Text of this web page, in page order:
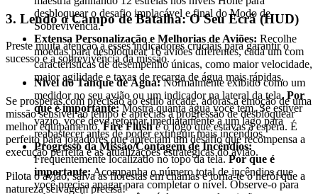
desbloquear o desafio implacável e final do Modo de
Sobrevivência.
Extensa Personalização e Melhorias de Aviões: Recolhe
moedas para desbloquear 16 aviões diferentes, cada um com
características de desempenho únicas, como maior velocidade,
maior agilidade e taxas de recarga de água mais rápidas.
Se prosperas com precisão ao estilo arcade, adoras a emoção de uma
missão sensível ao tempo e aprecias a progressão de desbloquear
melhor equipamento,Fire Flushé o jogo que estavas à espera. É
perfeito para jogadores que apreciam um desafio que recompensa a
execução perfeita e as atualizações estratégicas do avião.
Pilota o avião, salva as florestas em chamas e torna-te o herói que a
natureza selvagem precisa!
3. Lendo o Campo de Batalha: O Seu Ecrã (HUD)
Preste muita atenção a esses indicadores cruciais para garantir o
sucesso e a sobrevivência da missão.
Nível do Tanque de Água:Normalmente exibido como um
medidor no seu avião ou um indicador na lateral da tela. Por
que é importante:Mostra quanta água você tem. Se estiver
vazio, você deve retornar imediatamente a um lago para
reabastecer antes de poder extinguir mais incêndios.
Progresso da Missão/Contagem de Incêndios:
Frequentemente localizado no topo da tela.Por que é
importante:Acompanha o número total de incêndios que
você precisa apagar para completar o nível. Observe-o para